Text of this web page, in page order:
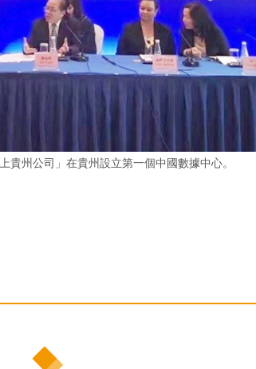
貴州公司」在貴州設立第一個中國數據中心。